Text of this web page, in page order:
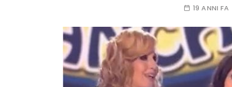
19 ANNI FA